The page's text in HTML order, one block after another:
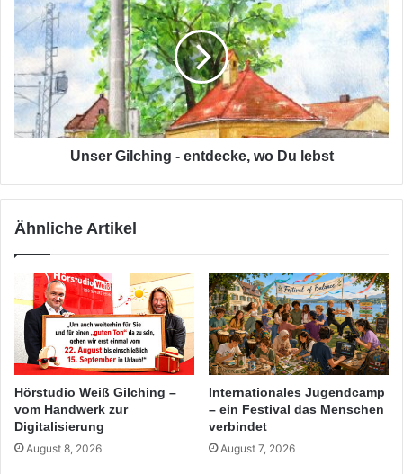
Gilching
entdecke,
wo
Du
lebst
Unser Gilching - entdecke, wo Du lebst
Ähnliche Artikel
Hörstudio Weiß Gilching –
vom Handwerk zur
Digitalisierung
August 8, 2026
Internationales Jugendcamp
– ein Festival das Menschen
verbindet
August 7, 2026